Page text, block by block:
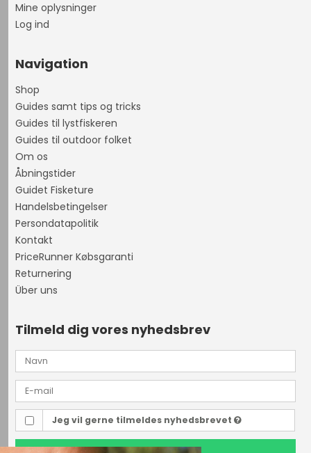
Mine oplysninger
Log ind
Navigation
Shop
Guides samt tips og tricks
Guides til lystfiskeren
Guides til outdoor folket
Om os
Åbningstider
Guidet Fisketure
Handelsbetingelser
Persondatapolitik
Kontakt
PriceRunner Købsgaranti
Returnering
Über uns
Tilmeld dig vores nyhedsbrev
Jeg vil gerne tilmeldes nyhedsbrevet
TILMELD